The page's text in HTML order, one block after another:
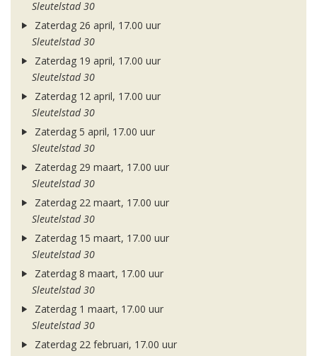
Sleutelstad 30
Zaterdag 26 april, 17.00 uur
Sleutelstad 30
Zaterdag 19 april, 17.00 uur
Sleutelstad 30
Zaterdag 12 april, 17.00 uur
Sleutelstad 30
Zaterdag 5 april, 17.00 uur
Sleutelstad 30
Zaterdag 29 maart, 17.00 uur
Sleutelstad 30
Zaterdag 22 maart, 17.00 uur
Sleutelstad 30
Zaterdag 15 maart, 17.00 uur
Sleutelstad 30
Zaterdag 8 maart, 17.00 uur
Sleutelstad 30
Zaterdag 1 maart, 17.00 uur
Sleutelstad 30
Zaterdag 22 februari, 17.00 uur